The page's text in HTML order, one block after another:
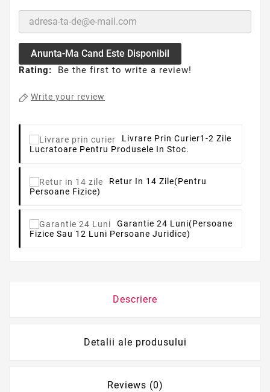
Anunta-Ma Cand Este Disponibil
Rating: Be the first to write a review!
Write your review
Livrare Prin Curier1-2 Zile
Lucratoare Pentru Produsele In Stoc.
Retur In 14 Zile(pentru
Persoane Fizice)
Garantie 24 Luni(persoane
Fizice Sau 12 Luni Persoane Juridice)
Descriere
Detalii ale produsului
Reviews (0)